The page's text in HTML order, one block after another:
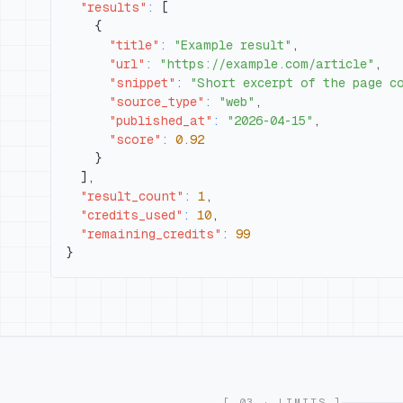
"results" :
[
{
"title" : "Example result" ,
"url" : "https://example.com/article" ,
"snippet" : "Short excerpt of the page
"source_type" : "web" ,
"published_at" : "2026-04-15" ,
"score" :
0.92
}
] ,
"result_count" : 1 ,
"credits_used" : 10 ,
"remaining_credits" :
99
}